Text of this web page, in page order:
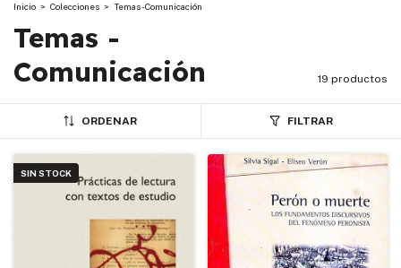
Inicio > Colecciones > Temas - Comunicación
Temas -
Comunicación
19 productos
ORDENAR FILTRAR
SIN STOCK